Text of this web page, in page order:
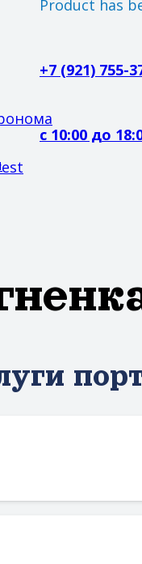
Product has
+7 (921) 755-
с 10:00 до